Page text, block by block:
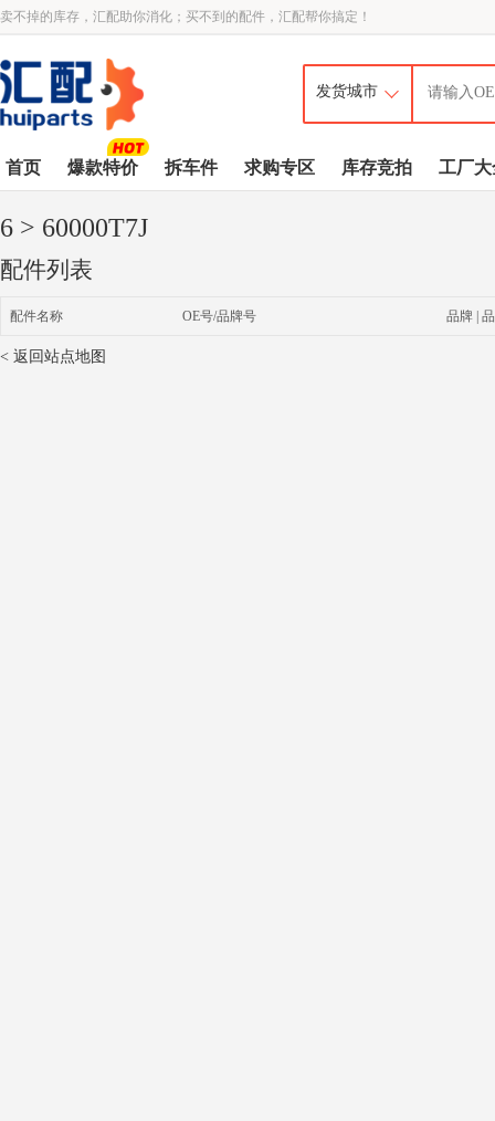
卖不掉的库存，汇配助你消化；买不到的配件，汇配帮你搞定！
首页 爆款特价 拆车件 求购专区 库存竞拍 工厂大
6 > 60000T7J
配件列表
配件名称 OE号/品牌号 品牌 |
< 返回站点地图